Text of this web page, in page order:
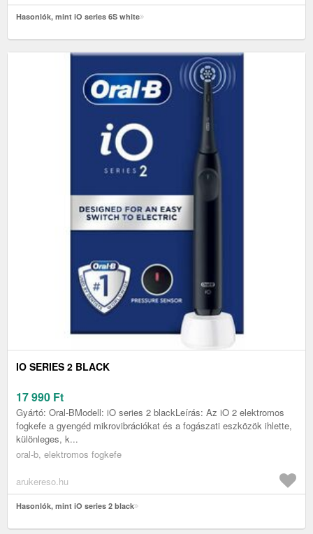
Hasonlók, mint iO series 6S white
IO SERIES 2 BLACK
17 990 Ft
Gyártó: Oral-BModell: iO series 2 blackLeírás: Az iO 2 elektromos
fogkefe a gyengéd mikrovibrációkat és a fogászati eszközök ihlette,
különleges, k...
oral-b, elektromos fogkefe
arukereso.hu
Hasonlók, mint iO series 2 black